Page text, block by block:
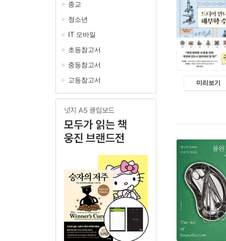
종교
청소년
IT 모바일
초등참고서
중등참고서
고등참고서
미리보기